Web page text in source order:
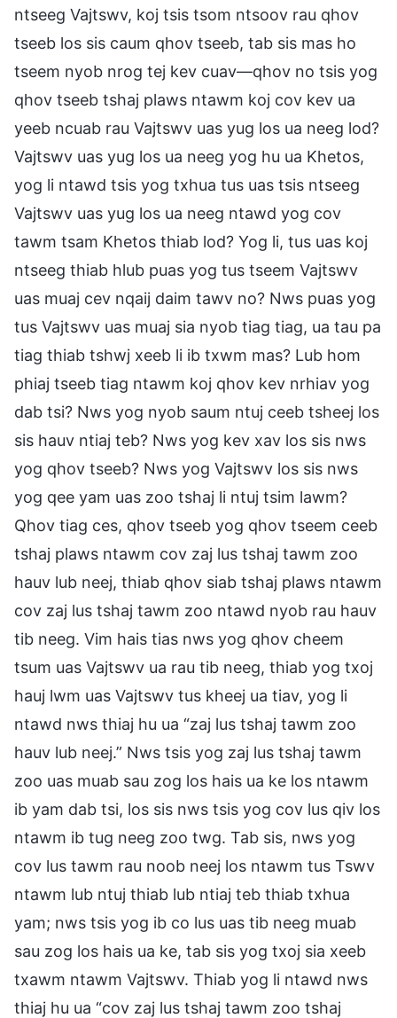
ntseeg Vajtswv, koj tsis tsom ntsoov rau qhov
tseeb los sis caum qhov tseeb, tab sis mas ho
tseem nyob nrog tej kev cuav—qhov no tsis yog
qhov tseeb tshaj plaws ntawm koj cov kev ua
yeeb ncuab rau Vajtswv uas yug los ua neeg lod?
Vajtswv uas yug los ua neeg yog hu ua Khetos,
yog li ntawd tsis yog txhua tus uas tsis ntseeg
Vajtswv uas yug los ua neeg ntawd yog cov
tawm tsam Khetos thiab lod? Yog li, tus uas koj
ntseeg thiab hlub puas yog tus tseem Vajtswv
uas muaj cev nqaij daim tawv no? Nws puas yog
tus Vajtswv uas muaj sia nyob tiag tiag, ua tau pa
tiag thiab tshwj xeeb li ib txwm mas? Lub hom
phiaj tseeb tiag ntawm koj qhov kev nrhiav yog
dab tsi? Nws yog nyob saum ntuj ceeb tsheej los
sis hauv ntiaj teb? Nws yog kev xav los sis nws
yog qhov tseeb? Nws yog Vajtswv los sis nws
yog qee yam uas zoo tshaj li ntuj tsim lawm?
Qhov tiag ces, qhov tseeb yog qhov tseem ceeb
tshaj plaws ntawm cov zaj lus tshaj tawm zoo
hauv lub neej, thiab qhov siab tshaj plaws ntawm
cov zaj lus tshaj tawm zoo ntawd nyob rau hauv
tib neeg. Vim hais tias nws yog qhov cheem
tsum uas Vajtswv ua rau tib neeg, thiab yog txoj
hauj lwm uas Vajtswv tus kheej ua tiav, yog li
ntawd nws thiaj hu ua “zaj lus tshaj tawm zoo
hauv lub neej.” Nws tsis yog zaj lus tshaj tawm
zoo uas muab sau zog los hais ua ke los ntawm
ib yam dab tsi, los sis nws tsis yog cov lus qiv los
ntawm ib tug neeg zoo twg. Tab sis, nws yog
cov lus tawm rau noob neej los ntawm tus Tswv
ntawm lub ntuj thiab lub ntiaj teb thiab txhua
yam; nws tsis yog ib co lus uas tib neeg muab
sau zog los hais ua ke, tab sis yog txoj sia xeeb
txawm ntawm Vajtswv. Thiab yog li ntawd nws
thiaj hu ua “cov zaj lus tshaj tawm zoo tshaj